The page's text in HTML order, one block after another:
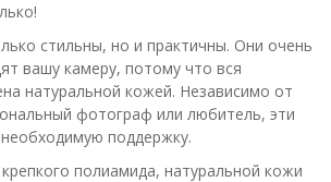
стильны, но и практичны. Они очень
вашу камеру, потому что вся
натуральной кожей. Независимо от
фотограф или любитель, эти
поддержку.
полиамида, натуральной кожи